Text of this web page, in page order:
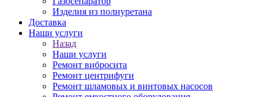
Изделия из полиуретана
Доставка
Наши услуги
Назад
Наши услуги
Ремонт вибросита
Ремонт центрифуги
Ремонт шламовых и винтовых насосов